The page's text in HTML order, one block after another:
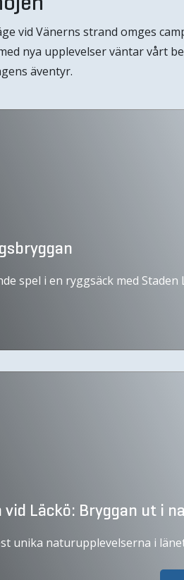
vid Vänerns strand omges
nya upplevelser väntar vårt
äventyr.
spel i en ryggsäck med
Läckö: Bryggan ut i
unika naturupplevelserna i